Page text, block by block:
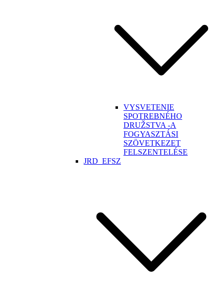
VYSVETENIE
SPOTREBNÉHO
DRUŽSTVA -A
FOGYASZTÁSI
SZÖVETKEZET
FELSZENTELÉSE
JRD_EFSZ